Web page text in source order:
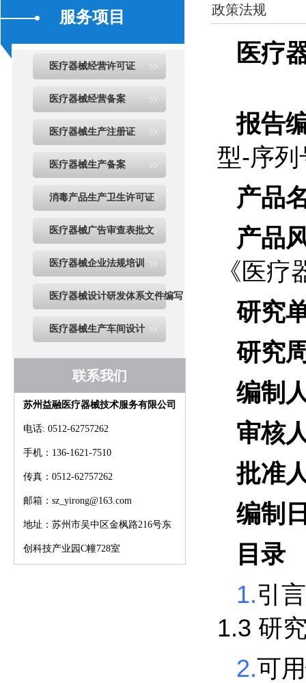
服务项目
医疗器械经营许可证
医疗器械经营备案
医疗器械生产注册证
医疗器械生产备案
消毒产品生产卫生许可证
医疗器械广告审查表批文
医疗器械企业法规培训
医疗器械设计研发体系文件编写
医疗器械生产车间设计
联系我们
苏州益融医疗器械技术服务有限公司
电话: 0512-62757262
手机：136-1621-7510
传真：0512-62757262
邮箱：sz_yirong@163.com
地址：苏州市吴中区金枫路216号东
创科技产业园C幢728室
政策法规
医疗
报告
型-序
产品
产品
《医
研究
研究
编制
审核
批准
编制
目录
1.引
1.3 研
2.可